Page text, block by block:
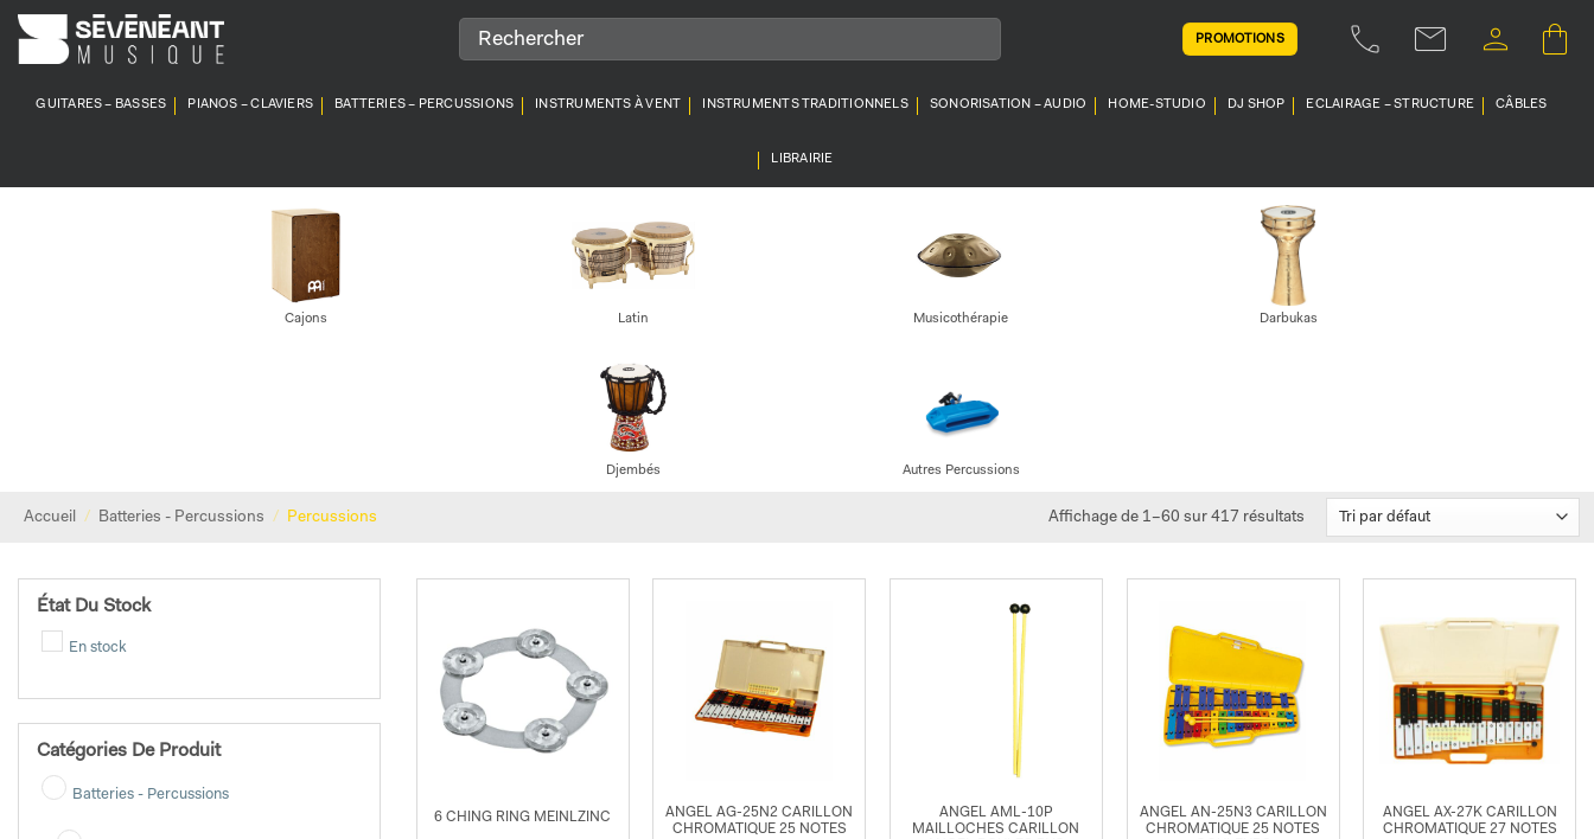
Passer
au
PROMOTIONS
GUITARES – BASSES PIANOS – CLAVIERS BATTERIES – PERCUSSIONS INSTRUMENTS À VENT INSTRUMENTS TRADITIONNELS SONORISATION – AUDIO HOME-STUDIO DJ SHOP ECLAIRAGE – STRUCTURE CÂBLES
LIBRAIRIE
Cajons Latin Musicothérapie Darbukas
Djembés Autres Percussions
Accueil / Batteries - Percussions / Percussions Affichage de 1–60 sur 417 résultats
État Du Stock
En stock
Catégories De Produit
Batteries - Percussions
6 CHING RING MEINLZINC
ANGEL AG-25N2 CARILLON
CHROMATIQUE 25 NOTES
ANGEL AML-10P
MAILLOCHES CARILLON
ANGEL AN-25N3 CARILLON
CHROMATIQUE 25 NOTES
ANGEL AX-27K CARILLON
CHROMATIQUE 27 NOTES